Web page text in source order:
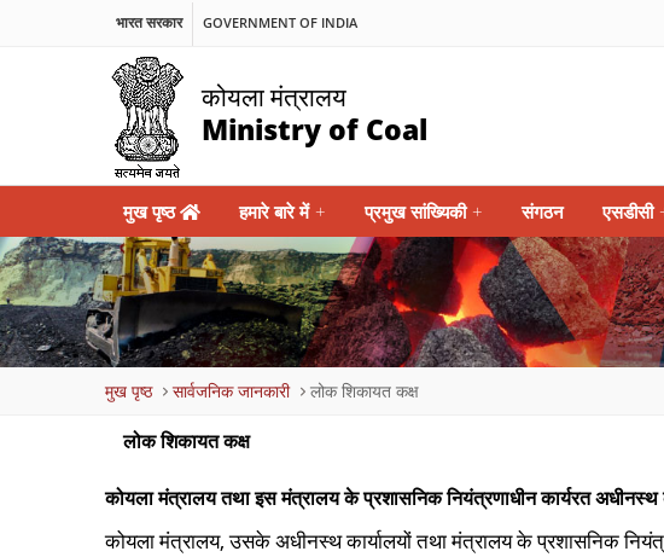
भारत सरकार GOVERNMENT OF INDIA
कोयला मंत्रालय
Ministry of Coal
navigation
मुख पृष्ठ हमारे बारे में + प्रमुख सांख्यिकी + संगठन एसडीसी
मुख पृष्ठ सार्वजनिक जानकारी लोक शिकायत कक्ष
लोक शिकायत कक्ष
कोयला मंत्रालय तथा इस मंत्रालय के प्रशासनिक नियंत्रणाधीन कार्यरत अधीनस्‍थ
कोयला मंत्रालय, उसके अधीनस्‍थ कार्यालयों तथा मंत्रालय के प्रशासनिक